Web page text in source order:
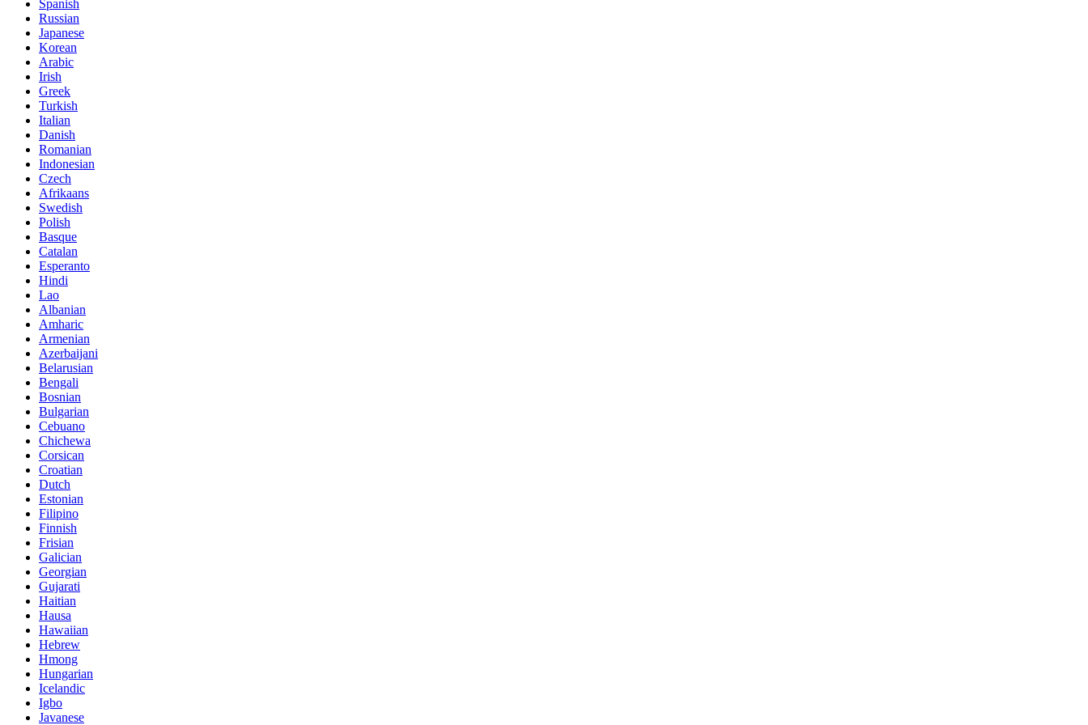
Spanish
Russian
Japanese
Korean
Arabic
Irish
Greek
Turkish
Italian
Danish
Romanian
Indonesian
Czech
Afrikaans
Swedish
Polish
Basque
Catalan
Esperanto
Hindi
Lao
Albanian
Amharic
Armenian
Azerbaijani
Belarusian
Bengali
Bosnian
Bulgarian
Cebuano
Chichewa
Corsican
Croatian
Dutch
Estonian
Filipino
Finnish
Frisian
Galician
Georgian
Gujarati
Haitian
Hausa
Hawaiian
Hebrew
Hmong
Hungarian
Icelandic
Igbo
Javanese